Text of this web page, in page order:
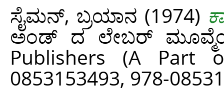
ಸೈಮನ್, ಬ್ರಯಾನ (1974)
ಅಂಡ್ ದ ಲೇಬರ್
Publishers (A Part
0853153493, 978-